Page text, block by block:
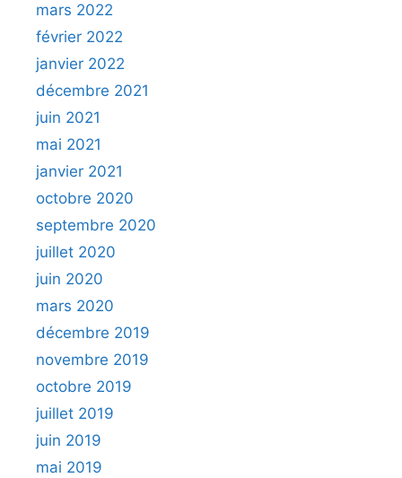
mars 2022
février 2022
janvier 2022
décembre 2021
juin 2021
mai 2021
janvier 2021
octobre 2020
septembre 2020
juillet 2020
juin 2020
mars 2020
décembre 2019
novembre 2019
octobre 2019
juillet 2019
juin 2019
mai 2019